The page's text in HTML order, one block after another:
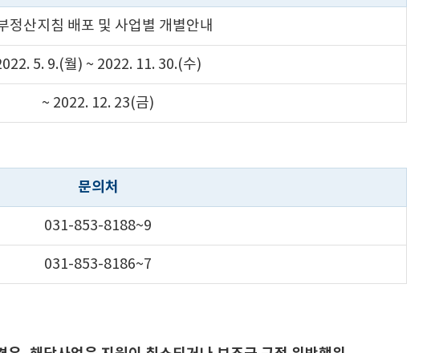
정산지침 배포 및 사업별 개별안내
5. 9.(월) ~ 2022. 11. 30.(수)
~ 2022. 12. 23(금)
문의처
031-853-8188~9
031-853-8186~7